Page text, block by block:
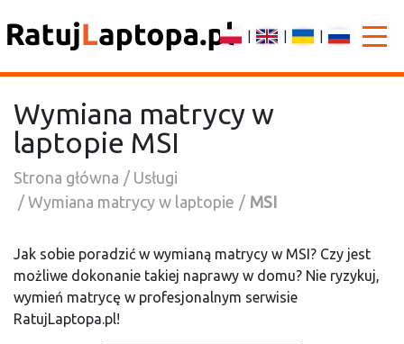
| | |
Wymiana matrycy w
laptopie MSI
Strona główna
Usługi
Wymiana matrycy w laptopie
MSI
Jak sobie poradzić w wymianą matrycy w MSI? Czy jest
możliwe dokonanie takiej naprawy w domu? Nie ryzykuj,
wymień matrycę w profesjonalnym serwisie
RatujLaptopa.pl!